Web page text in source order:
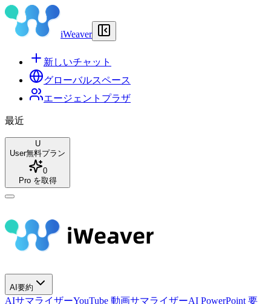
iWeaver
新しいチャット
グローバルスペース
エージェントプラザ
最近
U
User無料プラン
0
Pro を取得
AI要約
AIサマライザーYouTube 動画サマライザーAI PowerPoint 要